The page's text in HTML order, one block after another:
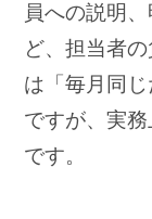
員への説明
ど、担当者
は「毎月同
ですが、実
です。